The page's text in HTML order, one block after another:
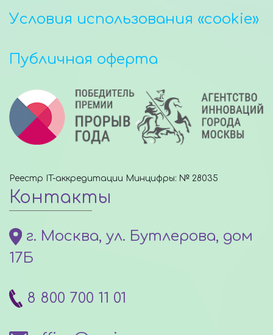
Условия использования «cookie»
Публичная оферта
Реестр IT-аккредитации Минцифры: № 28035
Контакты
г. Москва, ул. Бутлерова, дом
17Б
8 800 700 11 01